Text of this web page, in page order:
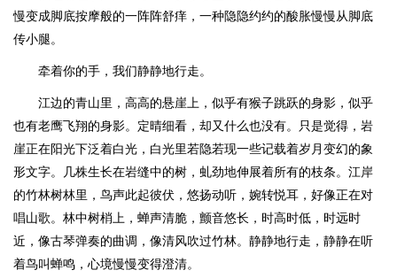
慢变成脚底按摩般的一阵阵舒痒，一种隐隐约约的酸胀慢慢从脚底
传小腿。
牵着你的手，我们静静地行走。
江边的青山里，高高的悬崖上，似乎有猴子跳跃的身影，似乎
也有老鹰飞翔的身影。定晴细看，却又什么也没有。只是觉得，岩
崖正在阳光下泛着白光，白光里若隐若现一些记载着岁月变幻的象
形文字。几株生长在岩缝中的树，虬劲地伸展着所有的枝条。江岸
的竹林树林里，鸟声此起彼伏，悠扬动听，婉转悦耳，好像正在对
唱山歌。林中树梢上，蝉声清脆，颤音悠长，时高时低，时远时
近，像古琴弹奏的曲调，像清风吹过竹林。静静地行走，静静在听
着鸟叫蝉鸣，心境慢慢变得澄清。